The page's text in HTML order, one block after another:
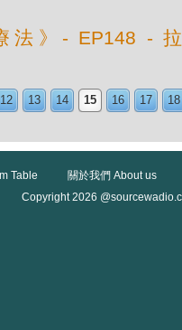
法》- EP148 -
12 13 14 15 16 17 18
Table
關於我們 About us
Copyright 2026